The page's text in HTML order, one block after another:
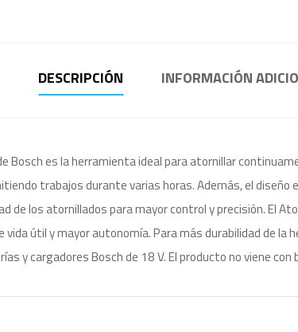
DESCRIPCIÓN INFORMACIÓN
Bosch es la herramienta ideal para atornillar
trabajos durante varias horas. Además, el
los atornillados para mayor control y precisión. El
vida útil y mayor autonomía. Para más durabilidad de
y cargadores Bosch de 18 V. El producto no viene